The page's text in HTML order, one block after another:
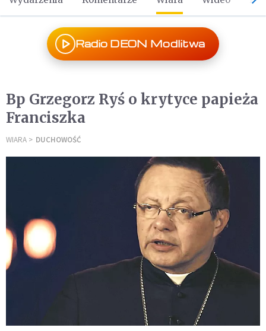
Radio DEON Modlitwa
Bp Grzegorz Ryś o krytyce papieża
Franciszka
WIARA DUCHOWOŚĆ